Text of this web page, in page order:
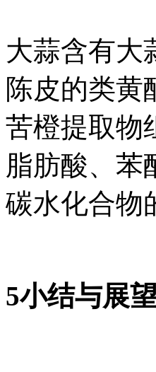
大蒜含有大
陈皮的类黄
苦橙提取物
脂肪酸、苯
碳水化合物
5小结与展望